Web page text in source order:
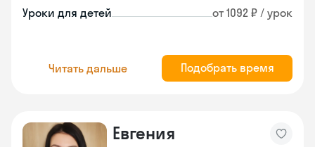
Уроки для детей от 1092 ₽ / урок
Читать дальше Подобрать время
Евгения